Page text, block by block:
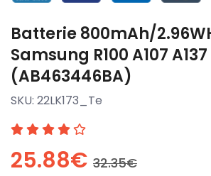
Batterie 800mAh/
Samsung R100 A107 A137
(AB463446BA)
SKU: 22LK173_Te
25.88€ 32.35€